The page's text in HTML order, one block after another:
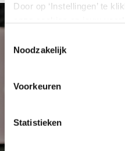
Door op ‘Instellingen’ te
alle cookies zoals
in deze cookiebanner.
noodzakelijke cookies.
lezen in onze
Noodzakelijk
Voorkeuren
Statistieken